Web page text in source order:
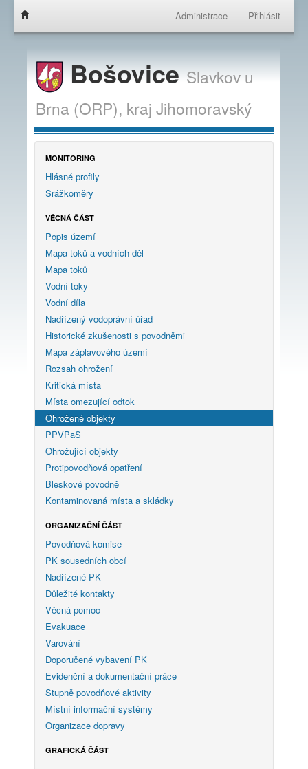
Administrace Přihlásit
BošoviceSlavkov u
Brna (ORP), kraj Jihomoravský
MONITORING
Hlásné profily
Srážkoměry
VĚCNÁ ČÁST
Popis území
Mapa toků a vodních děl
Mapa toků
Vodní toky
Vodní díla
Nadřízený vodoprávní úřad
Historické zkušenosti s povodněmi
Mapa záplavového území
Rozsah ohrožení
Kritická místa
Místa omezující odtok
Ohrožené objekty
PPVPaS
Ohrožující objekty
Protipovodňová opatření
Bleskové povodně
Kontaminovaná místa a skládky
ORGANIZAČNÍ ČÁST
Povodňová komise
PK sousedních obcí
Nadřízené PK
Důležité kontakty
Věcná pomoc
Evakuace
Varování
Doporučené vybavení PK
Evidenční a dokumentační práce
Stupně povodňové aktivity
Místní informační systémy
Organizace dopravy
GRAFICKÁ ČÁST